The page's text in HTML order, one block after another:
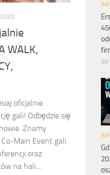
WALK,
oficjalnie
gali! Odbędzie się
Znamy
Main Event gali.
oraz
na hali....
30